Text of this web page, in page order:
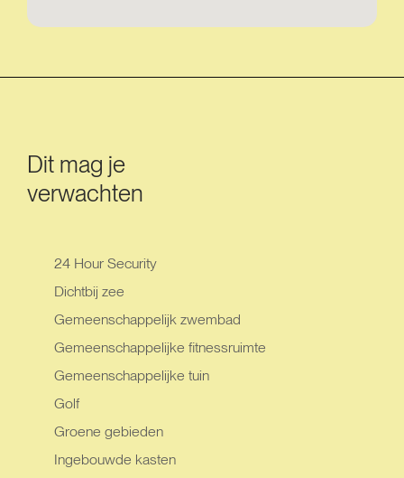
Dit mag je
verwachten
24 Hour Security
Dichtbij zee
Gemeenschappelijk zwembad
Gemeenschappelijke fitnessruimte
Gemeenschappelijke tuin
Golf
Groene gebieden
Ingebouwde kasten